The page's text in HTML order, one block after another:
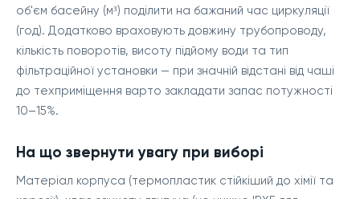
об'єм басейну (м³) поділити на бажаний час циркуляції
(год). Додатково враховують довжину трубопроводу,
кількість поворотів, висоту підйому води та тип
фільтраційної установки — при значній відстані від чаші
до техпримiщення варто закладати запас потужності
10–15%.
На що звернути увагу при виборі
Матеріал корпуса (термопластик стійкіший до хімії та